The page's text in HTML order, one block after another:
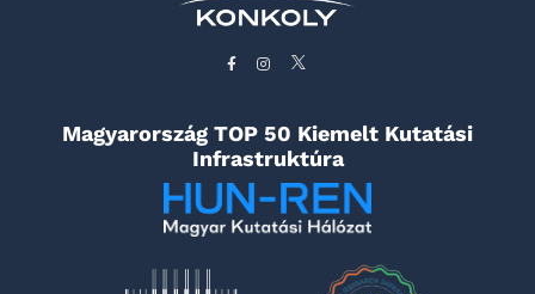
Magyarország TOP 50 Kiemelt Kutatási
Infrastruktúra